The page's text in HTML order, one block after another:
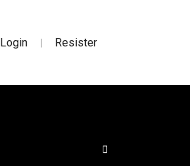
Login | Resister